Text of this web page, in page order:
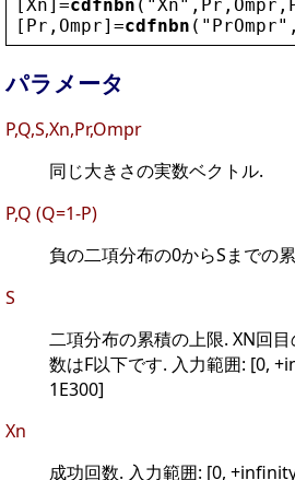
[ Xn]=cdfnbn ( " Xn" , Pr , Ompr ,
[ Pr , Ompr]=cdfnbn ( " PrOmpr" ,
パラメータ
P,Q,S,Xn,Pr,Ompr
同じ大きさの実数ベクトル.
P,Q (Q=1-P)
負の二項分布の0からSまでの
S
二項分布の累積の上限. XN回
数はF以下です. 入力範囲: [0,
1E300]
Xn
成功回数. 入力範囲: [0,